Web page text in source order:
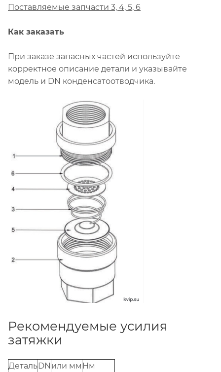
Поставляемые запчасти 3, 4, 5, 6
Как заказать
При заказе запасных частей используйте
корректное описание детали и указывайте
модель и DN конденсатоотводчика.
Рекомендуемые усилия
затяжки
ДетальDNили мм Нм